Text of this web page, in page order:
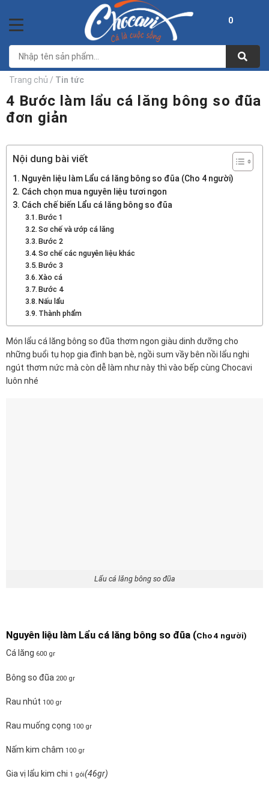
qua
nội
dung
0
Trang chủ / Tin tức
4 Bước làm lẩu cá lăng bông so đũa
đơn giản
Nội dung bài viết
Nguyên liệu làm Lẩu cá lăng bông so đũa (Cho 4 người)
Cách chọn mua nguyên liệu tươi ngon
Cách chế biến Lẩu cá lăng bông so đũa
Bước 1
Sơ chế và ướp cá lăng
Bước 2
Sơ chế các nguyên liệu khác
Bước 3
Xào cá
Bước 4
Nấu lẩu
Thành phẩm
Món lẩu cá lăng bông so đũa thơm ngon giàu dinh dưỡng cho
những buổi tụ họp gia đình bạn bè, ngồi sum vầy bên nồi lẩu nghi
ngút thơm nức mà còn dễ làm như này thì vào bếp cùng Chocavi
luôn nhé
Lẩu cá lăng bông so đũa
Nguyên liệu làm Lẩu cá lăng bông so đũa (Cho 4 người)
Cá lăng 600 gr
Bông so đũa 200 gr
Rau nhút 100 gr
Rau muống cọng 100 gr
Nấm kim châm 100 gr
Gia vị lẩu kim chi 1 gói(46gr)